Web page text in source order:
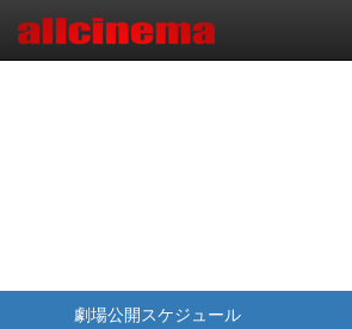
劇場公開スケジュール